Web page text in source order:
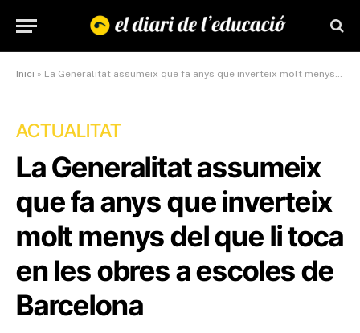
Inici » La Generalitat assumeix que fa anys que inverteix molt menys del que li toca en les obres a escoles de Barcelona
ACTUALITAT
La Generalitat assumeix
que fa anys que inverteix
molt menys del que li toca
en les obres a escoles de
Barcelona